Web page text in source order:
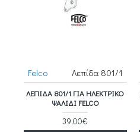
Felco Λεπίδα 801/1
ΛΕΠΊΔΑ 801/1 ΓΙΑ ΗΛΕΚΤΡΙΚΌ
ΨΑΛΊΔΙ FELCO
39,00€